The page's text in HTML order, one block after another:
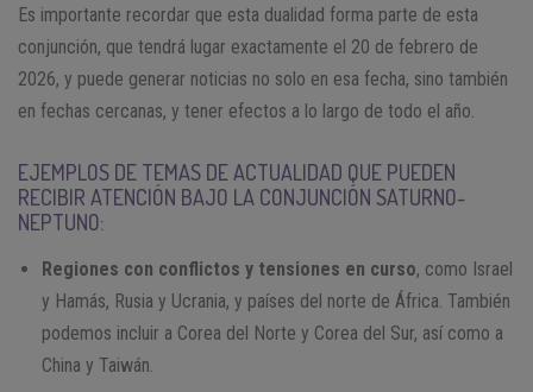
Es importante recordar que esta dualidad forma parte de esta
conjunción, que tendrá lugar exactamente el 20 de febrero de
2026, y puede generar noticias no solo en esa fecha, sino también
en fechas cercanas, y tener efectos a lo largo de todo el año.
EJEMPLOS DE TEMAS DE ACTUALIDAD QUE PUEDEN
RECIBIR ATENCIÓN BAJO LA CONJUNCIÓN SATURNO-
NEPTUNO:
Regiones con conflictos y tensiones en curso, como Israel
y Hamás, Rusia y Ucrania, y países del norte de África. También
podemos incluir a Corea del Norte y Corea del Sur, así como a
China y Taiwán.